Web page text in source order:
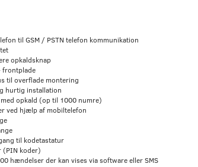
til GSM / PSTN telefon kommunikation
opkaldsknap
frontplade
til overflade montering
hurtig installation
med opkald (op til 1000 numre)
ved hjælp af mobiltelefon
til kodetastatur
(PIN koder)
hændelser der kan vises via software eller SMS